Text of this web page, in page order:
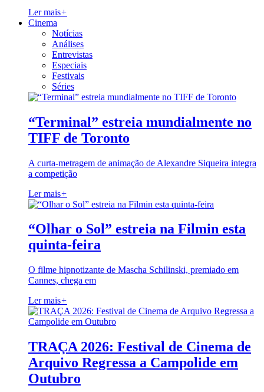
Ler mais+
Cinema
Notícias
Análises
Entrevistas
Especiais
Festivais
Séries
“Terminal” estreia mundialmente no
TIFF de Toronto
A curta-metragem de animação de Alexandre Siqueira integra
a competição
Ler mais+
“Olhar o Sol” estreia na Filmin esta
quinta-feira
O filme hipnotizante de Mascha Schilinski, premiado em
Cannes, chega em
Ler mais+
TRAÇA 2026: Festival de Cinema de
Arquivo Regressa a Campolide em
Outubro